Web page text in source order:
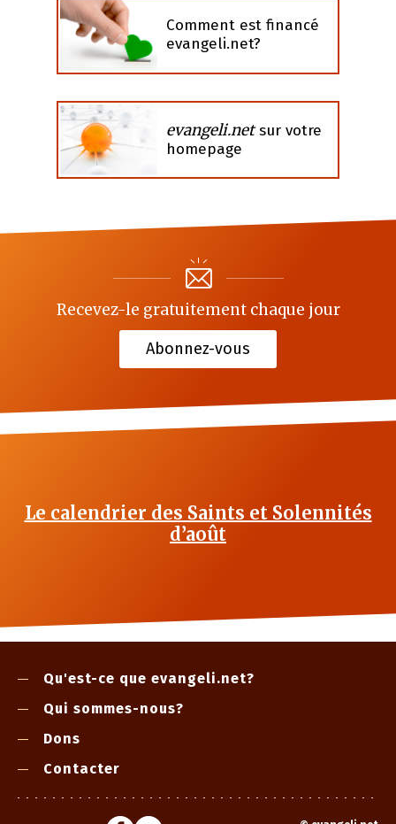
Comment est financé
evangeli.net?
evangeli.netsur votre
homepage
Recevez-le gratuitement chaque jour
Abonnez-vous
Le calendrier des Saints et Solennités
d’août
Qu'est-ce que evangeli.net?
Qui sommes-nous?
Dons
Contacter